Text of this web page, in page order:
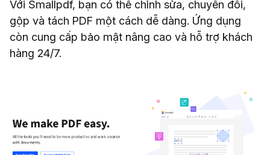
Với Smallpdf, bạn có thể chỉnh sửa, chuyển đổi,
gộp và tách PDF một cách dễ dàng. Ứng dụng
còn cung cấp bảo mật nâng cao và hỗ trợ khách
hàng 24/7.